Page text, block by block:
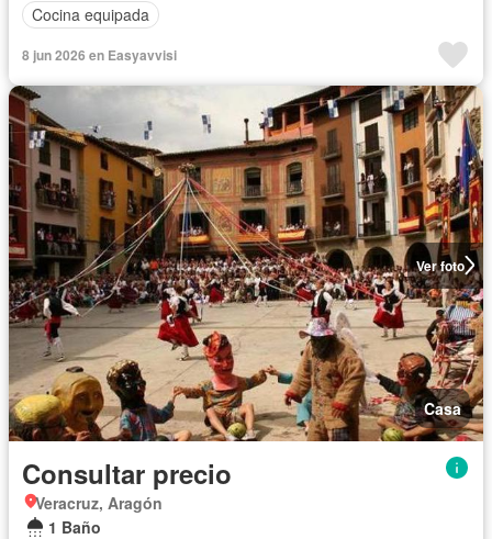
Cocina equipada
8 jun 2026 en Easyavvisi
Ver foto
Casa
Consultar precio
Veracruz, Aragón
1 Baño